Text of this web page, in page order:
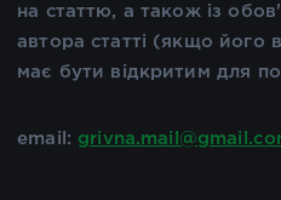
на статтю, а також із
автора статті (якщо його
має бути відкритим для
email: